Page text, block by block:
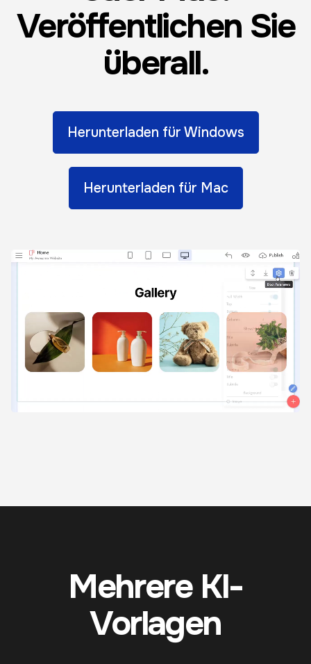
Veröffentlichen Sie
überall.
Herunterladen für Windows
Herunterladen für Mac
Mehrere KI-
Vorlagen